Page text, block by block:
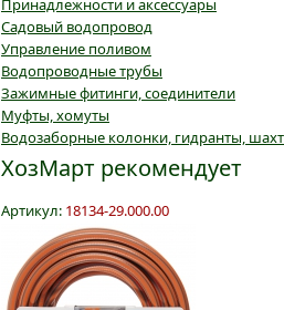
Принадлежности и аксессуары
Садовый водопровод
Управление поливом
Водопроводные трубы
Зажимные фитинги, соединители
Муфты, хомуты
Водозаборные колонки, гидранты,
ХозМарт рекомендует
Артикул: 18134-29.000.00